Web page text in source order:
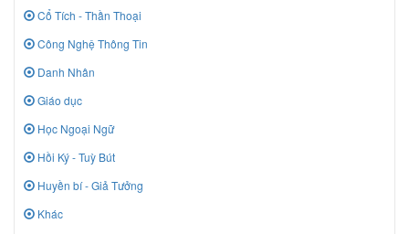
Cổ Tích - Thần Thoại
Công Nghệ Thông Tin
Danh Nhân
Giáo dục
Học Ngoại Ngữ
Hồi Ký - Tuỳ Bút
Huyền bí - Giả Tưởng
Khác